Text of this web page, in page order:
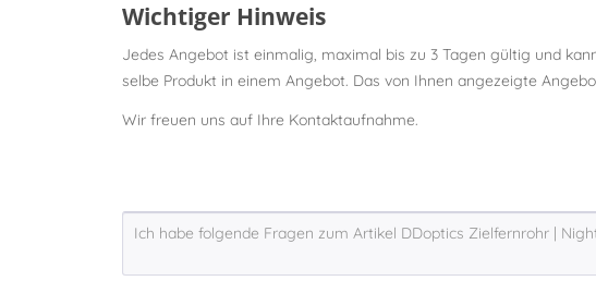
Wichtiger Hinweis
Jedes Angebot ist einmalig, maximal bis zu 3 Tagen gültig und
selbe Produkt in einem Angebot. Das von Ihnen angezeigte
Wir freuen uns auf Ihre Kontaktaufnahme.